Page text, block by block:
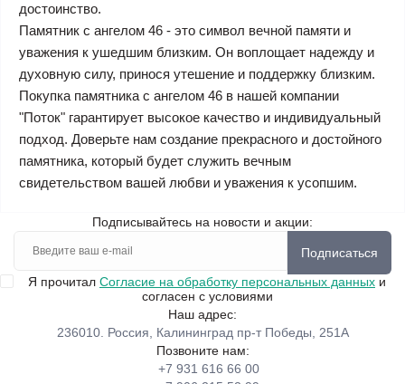
достоинство.
Памятник с ангелом 46 - это символ вечной памяти и
уважения к ушедшим близким. Он воплощает надежду и
духовную силу, принося утешение и поддержку близким.
Покупка памятника с ангелом 46 в нашей компании
"Поток" гарантирует высокое качество и индивидуальный
подход. Доверьте нам создание прекрасного и достойного
памятника, который будет служить вечным
свидетельством вашей любви и уважения к усопшим.
Подписывайтесь на новости и акции:
Подписаться
Я прочитал Согласие на обработку персональных данных и
согласен с условиями
Наш адрес:
236010. Россия, Калининград пр-т Победы, 251А
Позвоните нам:
+7 931 616 66 00